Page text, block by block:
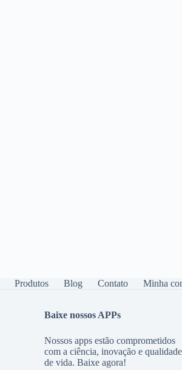
Produtos Blog Contato Minha
Baixe nossos APPs
Nossos apps estão comprometidos
com a ciência, inovação e qualidade
de vida. Baixe agora!